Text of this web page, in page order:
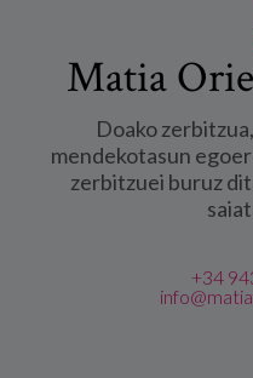
Matia
Doako
mendekotasun
zerbitzuei buruz
+34